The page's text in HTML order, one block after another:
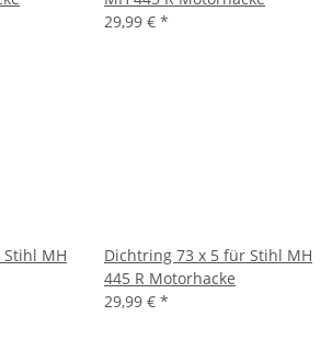
29,99 € *
MH
Dichtring 73 x 5 für Stihl MH
445 R Motorhacke
29,99 € *